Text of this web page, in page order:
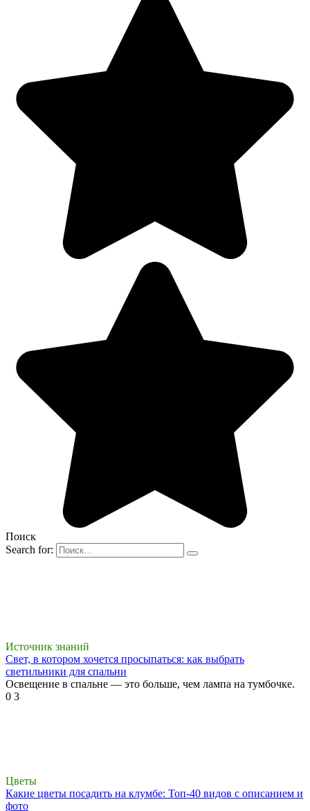
Поиск
Search for:
Источник знаний
Свет, в котором хочется просыпаться: как выбрать
светильники для спальни
Освещение в спальне — это больше, чем лампа на тумбочке.
0 3
Цветы
Какие цветы посадить на клумбе: Топ-40 видов с описанием и
фото